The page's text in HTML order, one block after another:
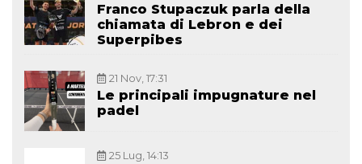
Franco Stupaczuk parla della
chiamata di Lebron e dei
Superpibes
21 Nov, 17:31
Le principali impugnature nel
padel
25 Lug, 14:13